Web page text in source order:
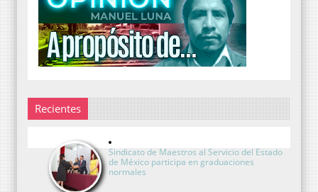
Recientes
Sindicato de Maestros al Servicio del Estado
de México participa en graduaciones
normales